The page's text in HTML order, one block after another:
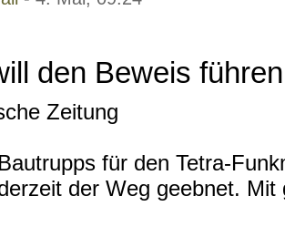
den Beweis führen
Zeitung
für den Tetra-
der Weg geebnet.